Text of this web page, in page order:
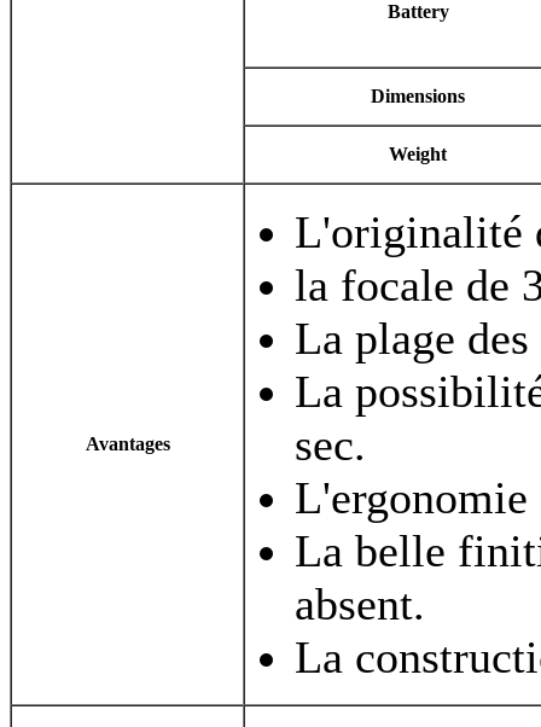
Battery
Dimensions
Weight
Avantages
L'originalité
la focale de
La plage
La
sec.
L'ergonomie
La belle
absent.
La